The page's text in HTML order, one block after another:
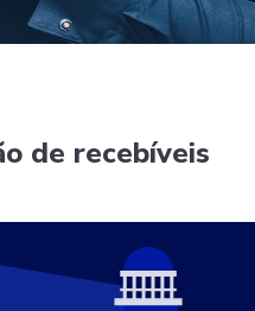
de recebíveis